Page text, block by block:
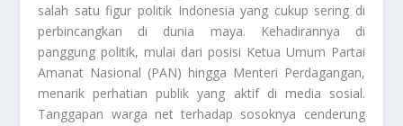
salah satu figur politik Indonesia yang cukup sering di
perbincangkan di dunia maya. Kehadirannya di
panggung politik, mulai dari posisi Ketua Umum Partai
Amanat Nasional (PAN) hingga Menteri Perdagangan,
menarik perhatian publik yang aktif di media sosial.
Tanggapan warga net terhadap sosoknya cenderung